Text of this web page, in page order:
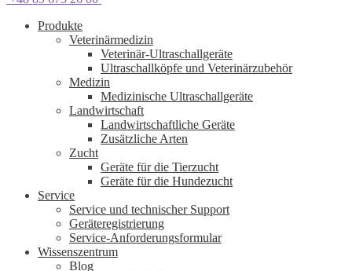
Produkte
Veterinärmedizin
Veterinär-Ultraschallgeräte
Ultraschallköpfe und Veterinärzubehör
Medizin
Medizinische Ultraschallgeräte
Landwirtschaft
Landwirtschaftliche Geräte
Zusätzliche Arten
Zucht
Geräte für die Tierzucht
Geräte für die Hundezucht
Service
Service und technischer Support
Geräteregistrierung
Service-Anforderungsformular
Wissenszentrum
Blog